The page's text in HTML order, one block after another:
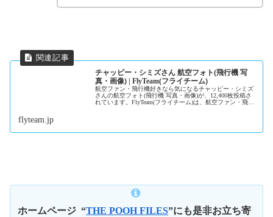
チャッピー・シミズさん 航空フォト(飛行機 写
真・画像) | FlyTeam(フライチーム)
航空ファン・飛行機好きなら気になるチャッピー・シミズ
さんの航空フォト(飛行機 写真・画像)が、12,400枚投稿さ
れています。FlyTeam(フライチーム)は、航空ファン・飛行
flyteam.jp
ホームページ “THE POOH FILES”にも是非お立ち寄